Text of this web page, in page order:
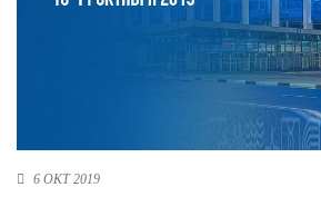
Республика Татарстан (2)
Ростовская область (2)
6 ОКТ 2019